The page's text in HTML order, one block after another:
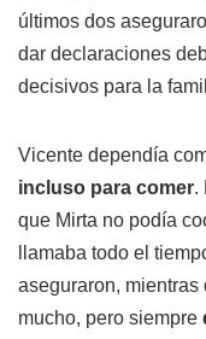
últimos dos
dar declaraciones
decisivos para la
Vicente dependía
incluso para comer.
que Mirta no podía
llamaba todo el
aseguraron,
mucho, pero siempre